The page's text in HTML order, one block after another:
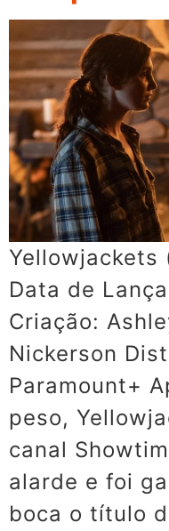
Yellowjackets
Data de
Criação:
Nickerson
Paramount+
peso,
canal
alarde e foi
boca o título